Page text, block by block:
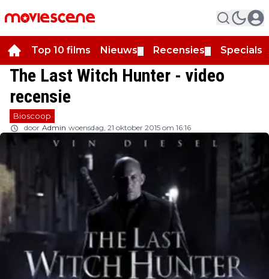
Top 10 films Nieuws Recensies Specials
The Last Witch Hunter - video
recensie
Bioscoop
door Admin woensdag, 21 oktober 2015 om 16:16